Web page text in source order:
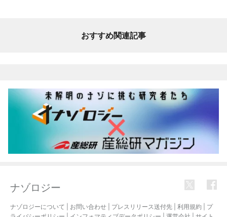
おすすめ関連記事
ナゾロジー
ナゾロジーについて お問い合わせ プレスリリース送付先 利用規約
プ